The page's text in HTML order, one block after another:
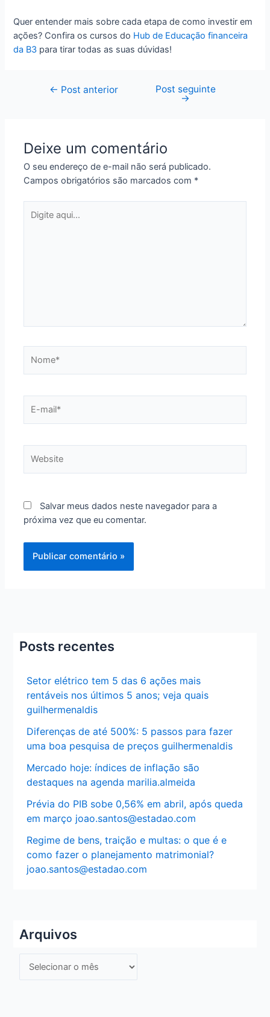
Quer entender mais sobre cada etapa de como investir em
ações? Confira os cursos do Hub de Educação financeira
da B3 para tirar todas as suas dúvidas!
Navegação
← Post anterior Post seguinte
→
Deixe um comentário
O seu endereço de e-mail não será publicado.
Campos obrigatórios são marcados com *
aqui...
mail*
Salvar meus dados neste navegador para a
próxima vez que eu comentar.
Posts recentes
Setor elétrico tem 5 das 6 ações mais
rentáveis nos últimos 5 anos; veja quais
guilhermenaldis
Diferenças de até 500%: 5 passos para fazer
uma boa pesquisa de preços guilhermenaldis
Mercado hoje: índices de inflação são
destaques na agenda marilia.almeida
Prévia do PIB sobe 0,56% em abril, após queda
em março joao.santos@estadao.com
Regime de bens, traição e multas: o que é e
como fazer o planejamento matrimonial?
joao.santos@estadao.com
Arquivos